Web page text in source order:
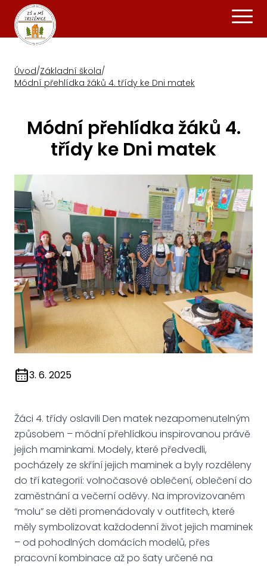
Úvod/Základní škola/
Módní přehlídka žáků 4. třídy ke Dni matek
Módní přehlídka žáků 4.
třídy ke Dni matek
3. 6. 2025
Žáci 4. třídy oslavili Den matek nezapomenutelným
způsobem – módní přehlídkou inspirovanou právě
jejich maminkami. Modely, které předvedli,
pocházely ze skříní jejich maminek a byly rozděleny
do tří kategorií: volnočasové oblečení, oblečení do
zaměstnání a večerní oděvy. Na improvizovaném
“molu” se děti promenádovaly v outfitech, které
měly symbolizovat každodenní život jejich maminek
– od pohodlných domácích modelů, přes
pracovní kombinace až po šaty určené na